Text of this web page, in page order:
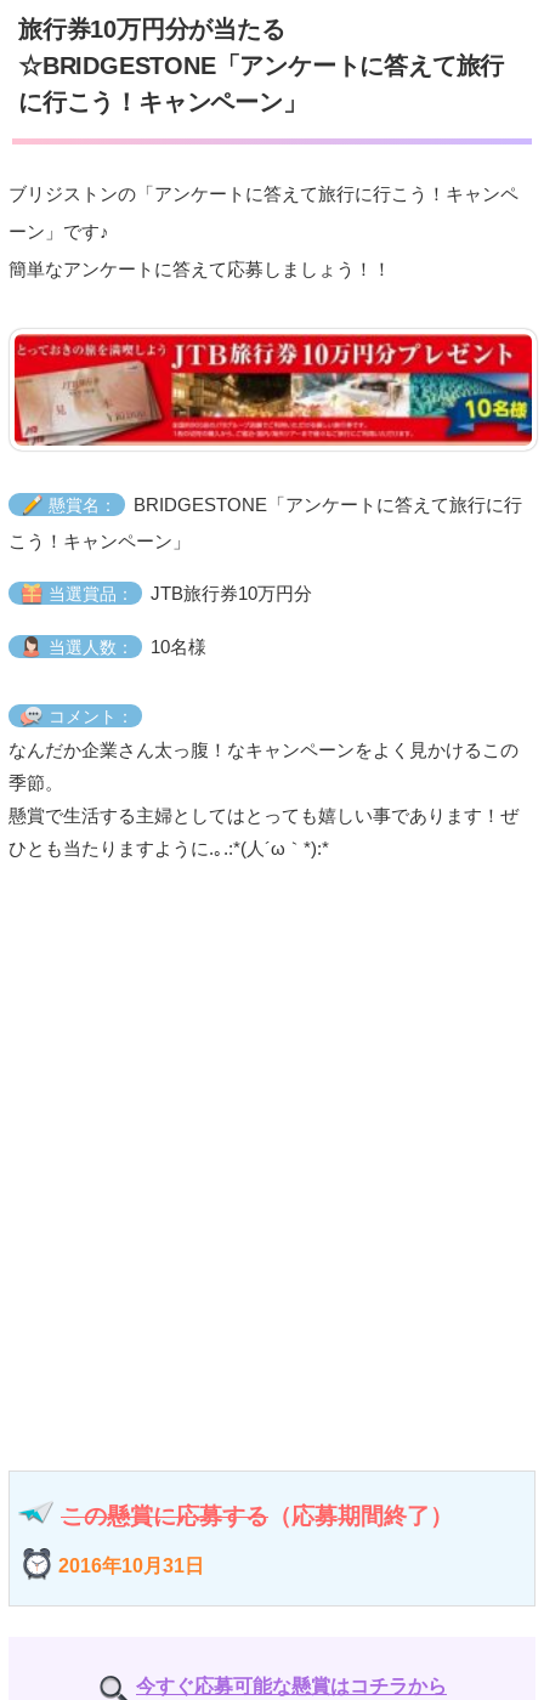
旅行券10万円分が当たる
☆BRIDGESTONE「アンケートに答えて旅行
に行こう！キャンペーン」
ブリジストンの「アンケートに答えて旅行に行こう！キャンペ
ーン」です♪
簡単なアンケートに答えて応募しましょう！！
懸賞名：
BRIDGESTONE「アンケートに答えて旅行に行
こう！キャンペーン」
当選賞品： JTB旅行券10万円分
当選人数： 10名様
コメント：
なんだか企業さん太っ腹！なキャンペーンをよく見かけるこの
季節。
懸賞で生活する主婦としてはとっても嬉しい事であります！ぜ
ひとも当たりますように.｡.:*(人´ω｀*):*
この懸賞に応募する （応募期間終了）
2016年10月31日
今すぐ応募可能な懸賞はコチラから